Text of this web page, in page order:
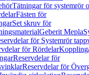
Tätningar för systemrör
Fästen för
Set skruv för
Geberit Mepla
för Systemrör
för Rördelar
Reservdelar för
Reservdelar för